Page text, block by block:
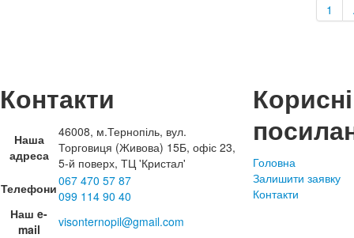
1
Контакти
Наша
адреса
46008, м.Тернопіль, вул.
Торговиця (Живова) 15Б, офіс 23,
5-й поверх, ТЦ 'Кристал'
Телефони067 470 57 87
099 114 90 40
Наш e-
mail
visonternopil@gmail.com
Корисні
Головна
Залишити заявку
Контакти